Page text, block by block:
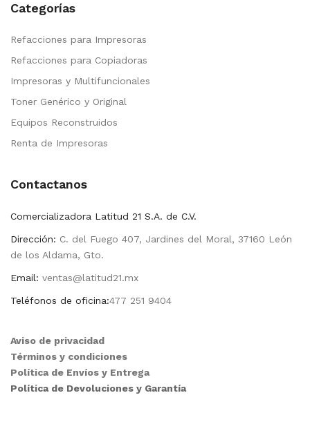
Categorías
Refacciones para Impresoras
Refacciones para Copiadoras
Impresoras y Multifuncionales
Toner Genérico y Original
Equipos Reconstruidos
Renta de Impresoras
Contactanos
Comercializadora Latitud 21 S.A. de C.V.
Dirección: C. del Fuego 407, Jardines del Moral, 37160 León
de los Aldama, Gto.
Email: ventas@latitud21.mx
Teléfonos de oficina:477 251 9404
Aviso de privacidad
Términos y condiciones
Política de Envíos y Entrega
Política de Devoluciones y Garantía